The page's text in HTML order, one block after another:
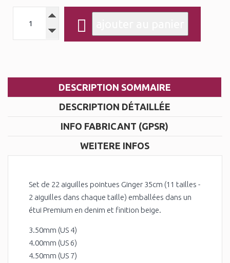
DESCRIPTION SOMMAIRE
DESCRIPTION DÉTAILLÉE
INFO FABRICANT (GPSR)
WEITERE INFOS
Set de 22 aiguilles pointues Ginger 35cm (11 tailles -
2 aiguilles dans chaque taille) emballées dans un
étui Premium en denim et finition beige.
3.50mm (US 4)
4.00mm (US 6)
4.50mm (US 7)